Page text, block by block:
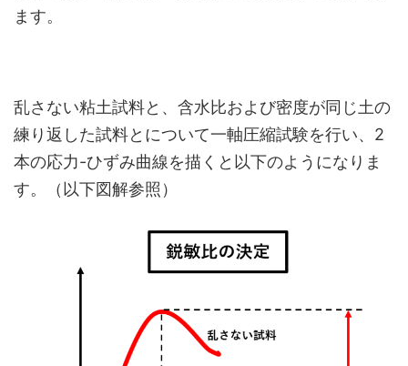
ます。
乱さない粘土試料と、含水比および密度が同じ土の
練り返した試料とについて一軸圧縮試験を行い、2
本の応力-ひずみ曲線を描くと以下のようになりま
す。（以下図解参照）